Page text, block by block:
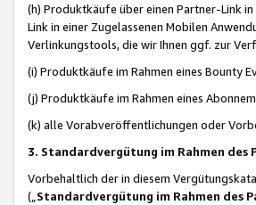
(h) Produktkäufe über einen Partner-Link
Link in einer Zugelassenen Mobilen
Verlinkungstools, die wir Ihnen ggf. zur
(i) Produktkäufe im Rahmen eines Bounty
(j) Produktkäufe im Rahmen eines
(k) alle Vorabveröffentlichungen oder
3. Standardvergütung im Rahmen des
Vorbehaltlich der in diesem
(„ Standardvergütung im Rahmen des